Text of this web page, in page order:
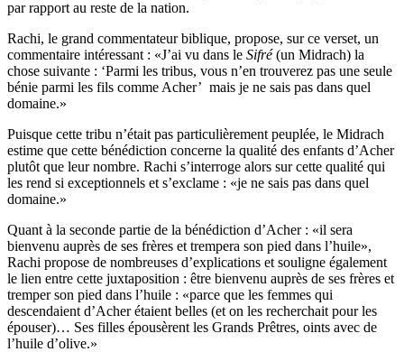
par rapport au reste de la nation.
Rachi, le grand commentateur biblique, propose, sur ce verset, un
commentaire intéressant : «J’ai vu dans le Sifré(un Midrach) la
chose suivante : ‘Parmi les tribus, vous n’en trouverez pas une seule
bénie parmi les fils comme Acher’ mais je ne sais pas dans quel
domaine.»
Puisque cette tribu n’était pas particulièrement peuplée, le Midrach
estime que cette bénédiction concerne la qualité des enfants d’Acher
plutôt que leur nombre. Rachi s’interroge alors sur cette qualité qui
les rend si exceptionnels et s’exclame : «je ne sais pas dans quel
domaine.»
Quant à la seconde partie de la bénédiction d’Acher : «il sera
bienvenu auprès de ses frères et trempera son pied dans l’huile»,
Rachi propose de nombreuses d’explications et souligne également
le lien entre cette juxtaposition : être bienvenu auprès de ses frères et
tremper son pied dans l’huile : «parce que les femmes qui
descendaient d’Acher étaient belles (et on les recherchait pour les
épouser)… Ses filles épousèrent les Grands Prêtres, oints avec de
l’huile d’olive.»